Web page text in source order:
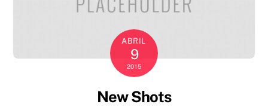
ABRIL
9
2015
New Shots